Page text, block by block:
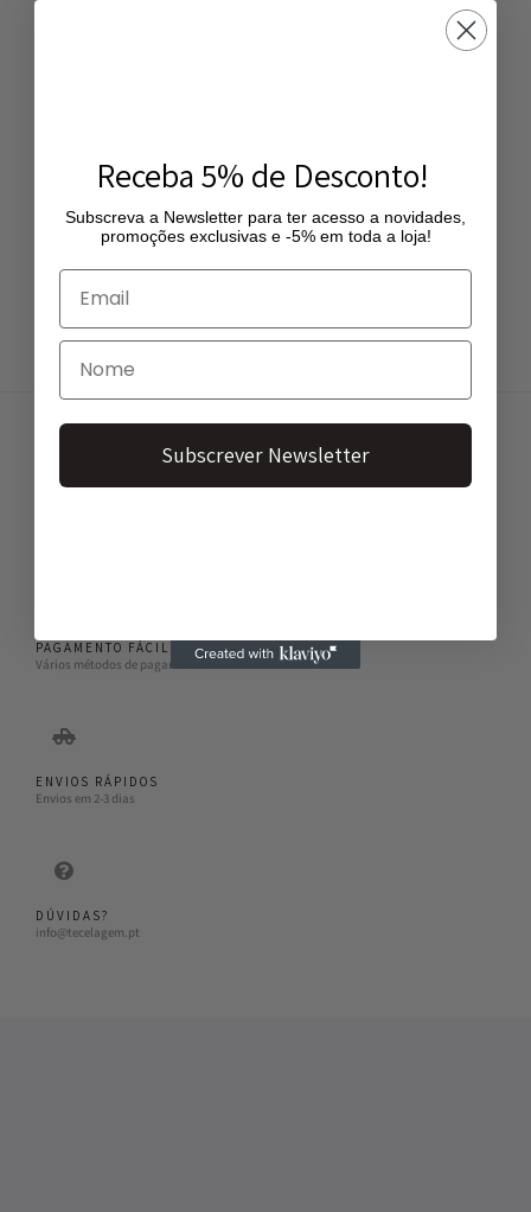
Subscreva a Newsletter para ter acesso a novidades,
PAGAMENTO FÁCIL
Vários métodos de pagamento
ENVIOS RÁPIDOS
Envios em 2-3 dias
DÚVIDAS?
info@tecelagem.pt
Receba 5% de Desconto!
Subscreva a Newsletter para ter acesso a novidades,
promoções exclusivas e -5% em toda a loja!
Subscrever Newsletter